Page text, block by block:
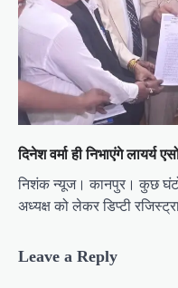
दिनेश वर्मा ही निभाएंगे लायर्य
निशंक न्यूज। कानपुर। कुछ
अध्यक्ष को लेकर डिप्टी
Leave a Reply